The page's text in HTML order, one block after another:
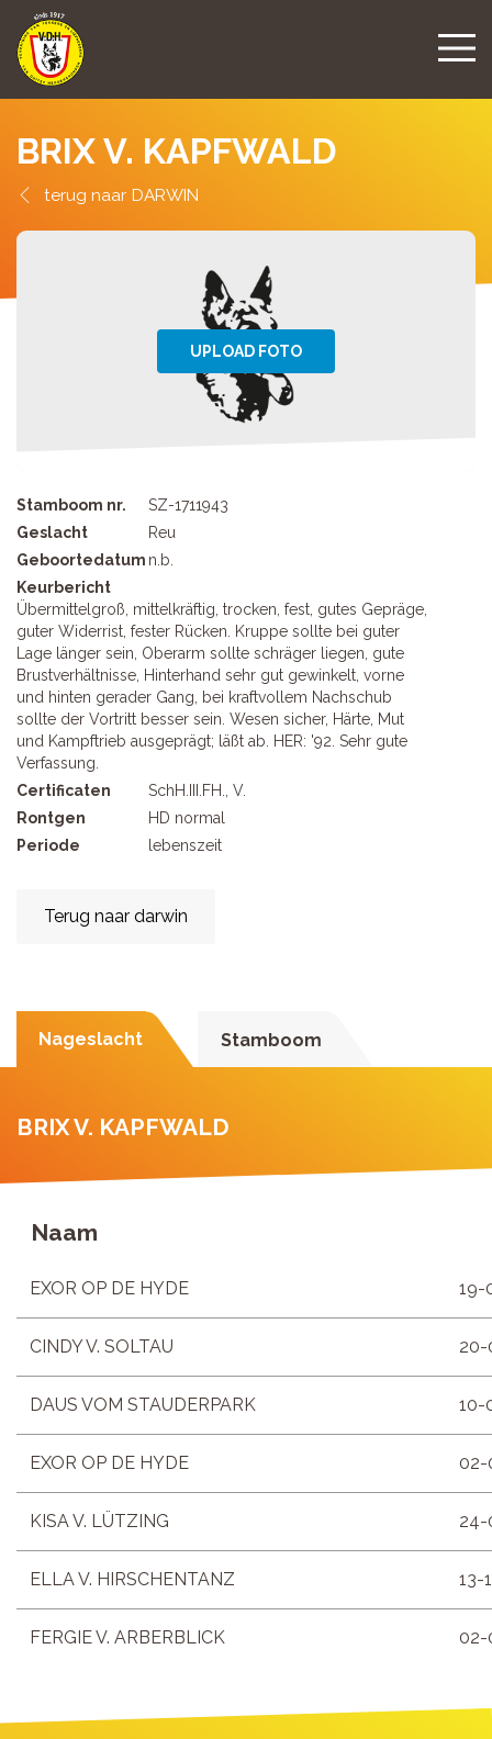
BRIX V. KAPFWALD
DARWIN
Stamboom nr.
SZ-1711943
Geslacht
Reu
Geboortedatum n.b.
Keurbericht
Übermittelgroß, mittelkräftig, trocken, fest, gutes Gepräge,
guter Widerrist, fester Rücken. Kruppe sollte bei guter
Lage länger sein, Oberarm sollte schräger liegen, gute
Brustverhältnisse, Hinterhand sehr gut gewinkelt, vorne
und hinten gerader Gang, bei kraftvollem Nachschub
sollte der Vortritt besser sein. Wesen sicher, Härte, Mut
und Kampftrieb ausgeprägt; läßt ab. HER: '92. Sehr gute
Verfassung.
Certificaten
SchH.III.FH., V.
Rontgen
HD normal
Periode
lebenszeit
Terug naar darwin
Nageslacht Stamboom
BRIX V. KAPFWALD
Naam
EXOR OP DE HYDE 19-
CINDY V. SOLTAU 20-
DAUS VOM STAUDERPARK 10-
EXOR OP DE HYDE 02-
KISA V. LÜTZING 24-
ELLA V. HIRSCHENTANZ 13-
FERGIE V. ARBERBLICK 02-